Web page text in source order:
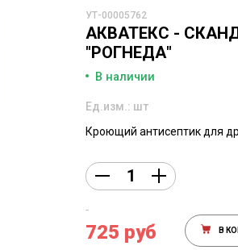
УТ-00005762
АКВАТЕКС -
"РОГНЕДА"
В наличии
Ед.изм.: шт
Кроющий антисептик для
725 руб В